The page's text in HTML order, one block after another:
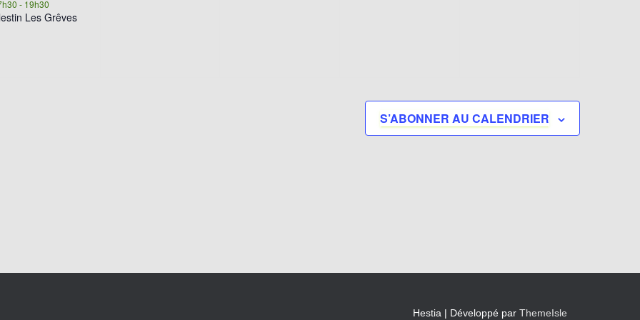
- 19h30
Les Grêves
S’ABONNER AU CALENDRIER
Hestia | Développé par ThemeIsle